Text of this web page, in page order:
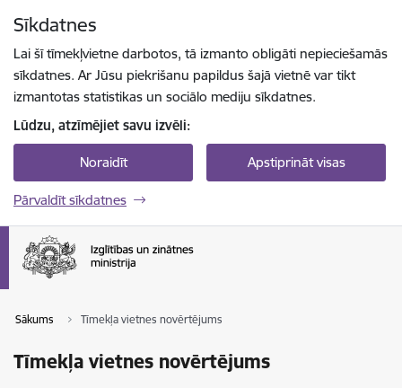
Sīkdatnes
Lai šī tīmekļvietne darbotos, tā izmanto obligāti nepieciešamās
sīkdatnes. Ar Jūsu piekrišanu papildus šajā vietnē var tikt
izmantotas statistikas un sociālo mediju sīkdatnes.
Lūdzu, atzīmējiet savu izvēli:
Noraidīt Apstiprināt visas
Pārvaldīt sīkdatnes
Sākums Tīmekļa vietnes novērtējums
Tīmekļa vietnes novērtējums